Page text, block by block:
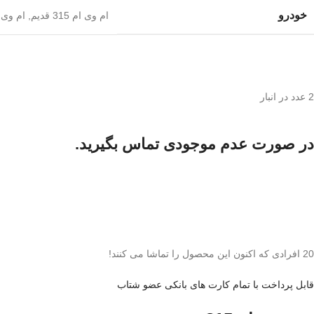
خودرو ام وی ام 315 قدیم ام وی ام
2 عدد در انبار
در صورت عدم موجودی تماس بگیرید.
20 افرادی که اکنون این محصول را تماشا می کنند!
قابل پرداخت با تمام کارت های بانکی عضو شتاب